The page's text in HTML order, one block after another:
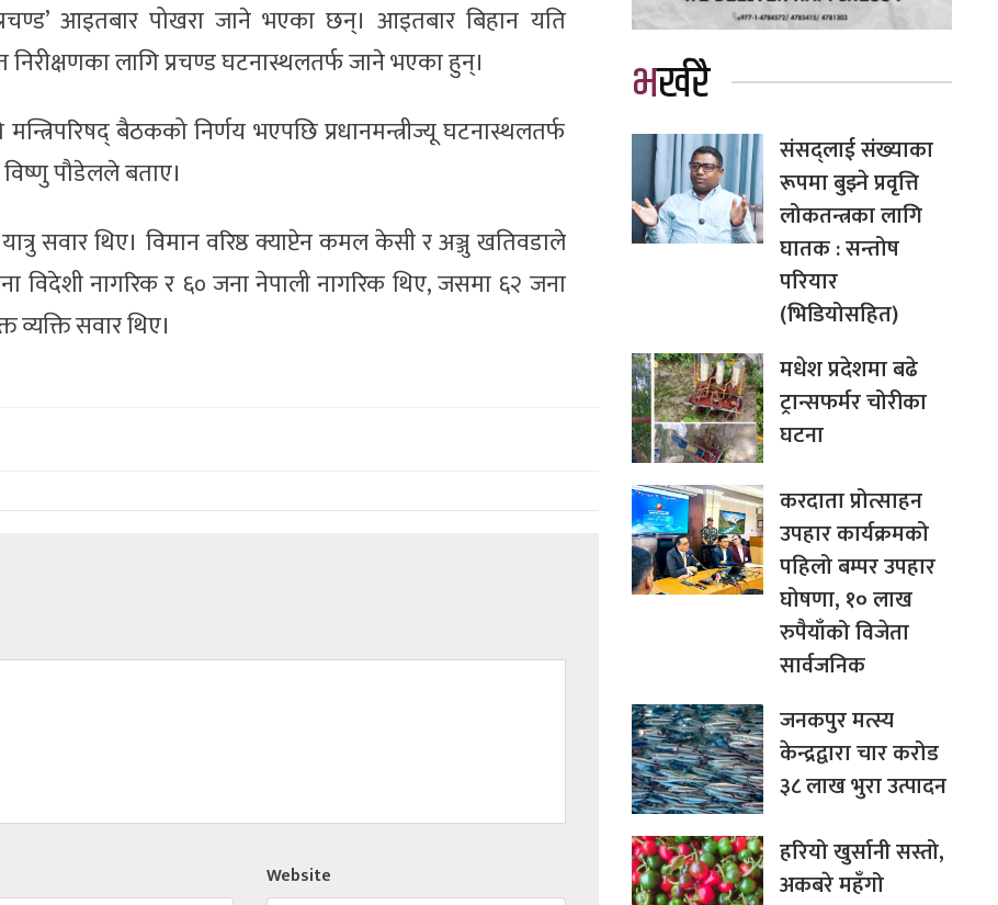
आइतबार पोखरा जाने भएका छन्। आइतबार बिहान यति
लागि प्रचण्ड घटनास्थलतर्फ जाने भएका हुन्।
बैठकको निर्णय भएपछि प्रधानमन्त्रीज्यू घटनास्थलतर्फ
विष्णु पौडेलले बताए।
सवार थिए। विमान वरिष्ठ क्याप्टेन कमल केसी र अञ्जु खतिवडाले
विदेशी नागरिक र ६० जना नेपाली नागरिक थिए, जसमा ६२ जना
सवार थिए।
Website
भर्खरै
संसद्लाई संख्याका
रूपमा बुझ्ने प्रवृत्ति
लोकतन्त्रका लागि
घातक : सन्तोष
परियार
(भिडियोसहित)
मधेश प्रदेशमा बढे
ट्रान्सफर्मर चोरीका
घटना
करदाता प्रोत्साहन
उपहार कार्यक्रमको
पहिलो बम्पर उपहार
घोषणा, १० लाख
रुपैयाँको विजेता
सार्वजनिक
जनकपुर मत्स्य
केन्द्रद्वारा चार करोड
३८ लाख भुरा उत्पादन
हरियो खुर्सानी सस्तो,
अकबरे महँगो